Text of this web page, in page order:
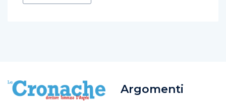
Argomenti